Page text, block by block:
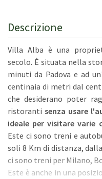
Descrizione
Villa Alba è una
secolo. È situata nella
minuti da Padova e ad
centinaia di metri dal
che desiderano poter
ristoranti senza usare
ideale per visitare varie
Este ci sono treni e
soli 8 Km di distanza,
ci sono treni per Milano,
Este è anche in una